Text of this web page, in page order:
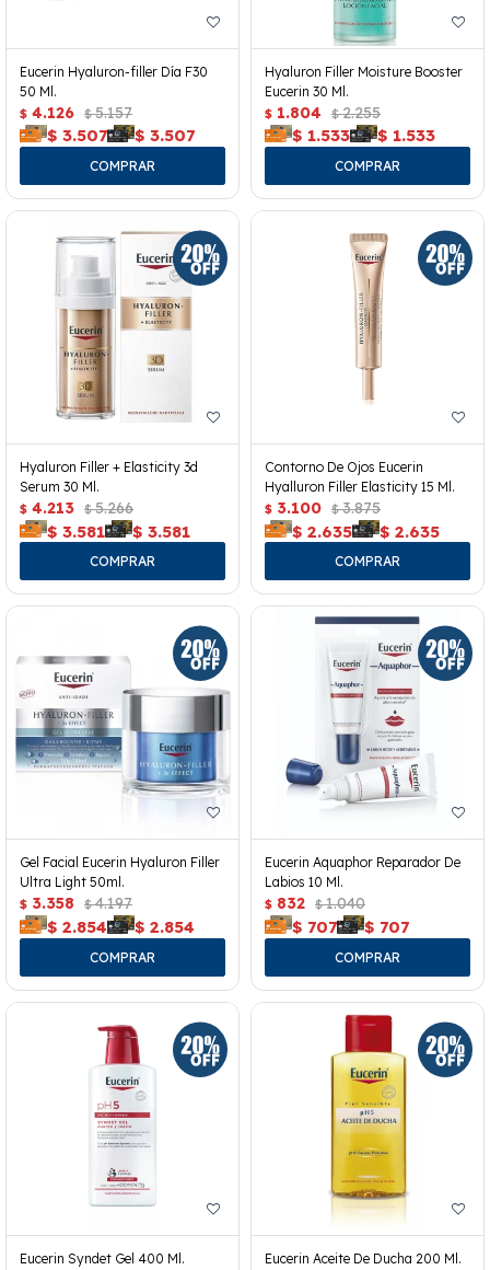
Eucerin Hyaluron-filler Día F30
50 Ml.
$ 4.126 $ 5.157
$ 3.507 $ 3.507
Hyaluron Filler Moisture Booster
Eucerin 30 Ml.
$ 1.804 $ 2.255
$ 1.533 $ 1.533
Hyaluron Filler + Elasticity 3d
Serum 30 Ml.
$ 4.213 $ 5.266
$ 3.581 $ 3.581
Contorno De Ojos Eucerin
Hyalluron Filler Elasticity 15 Ml.
$ 3.100 $ 3.875
$ 2.635 $ 2.635
Gel Facial Eucerin Hyaluron Filler
Ultra Light 50ml.
$ 3.358 $ 4.197
$ 2.854 $ 2.854
Eucerin Aquaphor Reparador De
Labios 10 Ml.
$ 832 $ 1.040
$ 707 $ 707
Eucerin Syndet Gel 400 Ml. Eucerin Aceite De Ducha 200 Ml.